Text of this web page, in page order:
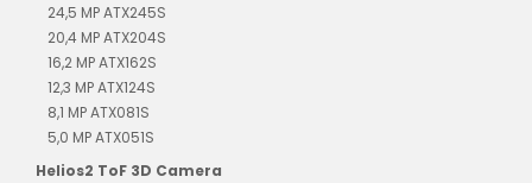
24,5 MP ATX245S
20,4 MP ATX204S
16,2 MP ATX162S
12,3 MP ATX124S
8,1 MP ATX081S
5,0 MP ATX051S
Helios2 ToF 3D Camera